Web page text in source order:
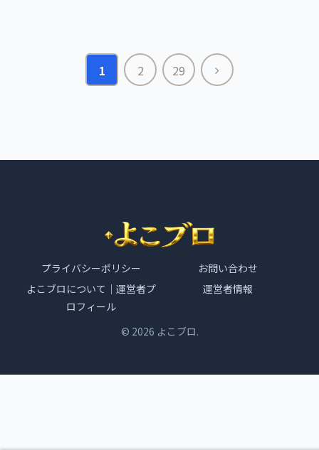
1 2 29
次
プライバシーポリシー
お問い合わせ
よこブロについて｜運営者プ
ロフィール
運営者情報
© 2026 よこブロ.